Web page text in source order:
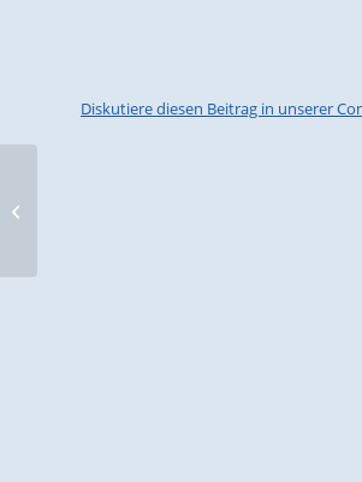
Diskutiere diesen Beitrag in unserer